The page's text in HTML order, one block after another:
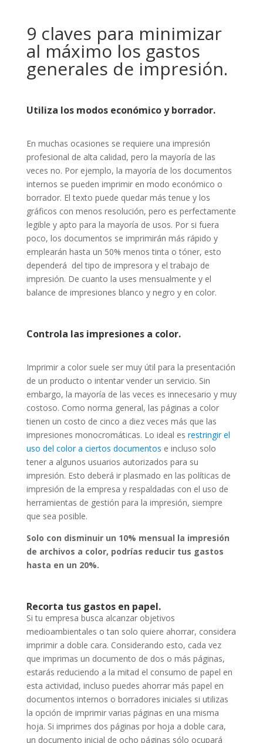
9 claves para minimizar
al máximo los gastos
generales de impresión.
Utiliza los modos económico y borrador.
En muchas ocasiones se requiere una impresión
profesional de alta calidad, pero la mayoría de las
veces no. Por ejemplo, la mayoría de los documentos
internos se pueden imprimir en modo económico o
borrador. El texto puede quedar más tenue y los
gráficos con menos resolución, pero es perfectamente
legible y apto para la mayoría de usos. Por si fuera
poco, los documentos se imprimirán más rápido y
emplearán hasta un 50% menos tinta o tóner, esto
dependerá del tipo de impresora y el trabajo de
impresión. De cuanto la uses mensualmente y el
balance de impresiones blanco y negro y en color.
Controla las impresiones a color.
Imprimir a color suele ser muy útil para la presentación
de un producto o intentar vender un servicio. Sin
embargo, la mayoría de las veces es innecesario y muy
costoso. Como norma general, las páginas a color
tienen un costo de cinco a diez veces más que las
impresiones monocromáticas. Lo ideal es restringir el
uso del color a ciertos documentos e incluso solo
tener a algunos usuarios autorizados para su
impresión. Esto deberá ir plasmado en las políticas de
impresión de la empresa y respaldadas con el uso de
herramientas de gestión para la impresión, siempre
que sea posible.
Solo con disminuir un 10% mensual la impresión
de archivos a color, podrías reducir tus gastos
hasta en un 20%.
Recorta tus gastos en papel.
Si tu empresa busca alcanzar objetivos
medioambientales o tan solo quiere ahorrar, considera
imprimir a doble cara. Considerando esto, cada vez
que imprimas un documento de dos o más páginas,
estarás reduciendo a la mitad el consumo de papel en
esta actividad, incluso puedes ahorrar más papel en
documentos internos o borradores iniciales si utilizas
la opción de imprimir varias páginas en una misma
hoja. Si imprimes dos páginas por hoja a doble cara,
un documento inicial de ocho páginas sólo ocupará